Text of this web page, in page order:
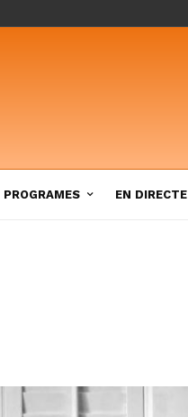
PROGRAMES EN DIRECTE